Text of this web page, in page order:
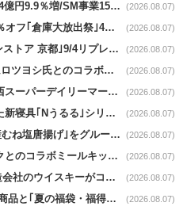
バローnews｜第１Q営業収益2434億円9.9％増/SM事業15.5％増と絶好調 (2026.08.07)
島忠news｜展示品家具が最大50％オフ｢倉庫大放出祭｣4店舗限定で開催 (2026.08.07)
ロフトnews｜新生｢モマ デザインストア 京都｣9/4リプレイスオープン (2026.08.07)
ハンズnews｜創業50周年記念･ムロツヨシ氏とのコラボ企画｢ムロハンズ｣開催 (2026.08.07)
関西フードマーケットnews｜関西スーパーデイリーマート蒲生店8/7改装 (2026.08.07)
ニトリnews｜肌ざわりを追求した新寝具｢Nうるる｣シリーズを発売 (2026.08.07)
U.S.M.Hnews｜ ｢４種だしの国産むね塩唐揚げ｣をグループ610店で共同販促 (2026.08.07)
オイシックスnews｜スノーピークとのコラボミールキット8/13発売 (2026.08.07)
OICグループnews｜グループ酒造会社のウイスキーがコンペティション受賞 (2026.08.07)
PLANTnews｜お盆向けごちそう商品と｢夏の福袋・福得カート｣8/8から開催 (2026.08.07)